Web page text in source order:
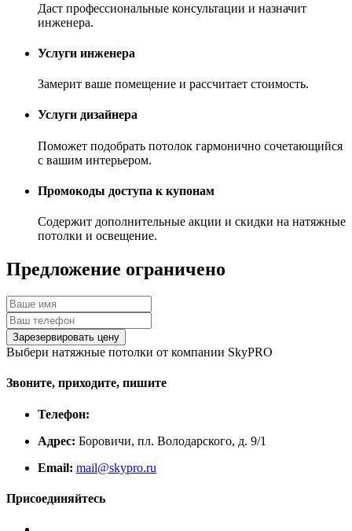
Даст профессиональные консультации и назначит
инженера.
Услуги инженера
Замерит ваше помещение и рассчитает стоимость.
Услуги дизайнера
Поможет подобрать потолок гармонично сочетающийся
с вашим интерьером.
Промокоды доступа к купонам
Содержит дополнительные акции и скидки на натяжные
потолки и освещение.
Предложение ограничено
Выбери натяжные потолки от компании SkyPRO
Звоните, приходите, пишите
Телефон:
Адрес: Боровичи, пл. Володарского, д. 9/1
Email: mail@skypro.ru
Присоединяйтесь